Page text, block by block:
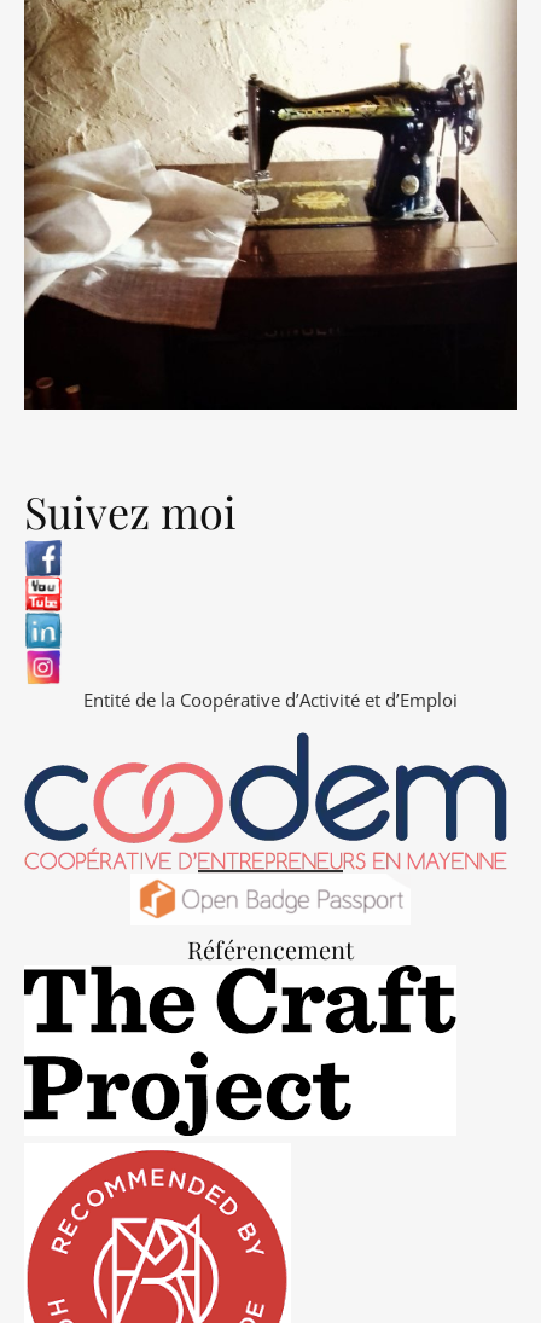
Suivez moi
Entité de la Coopérative d’Activité et d’Emploi
Référencement